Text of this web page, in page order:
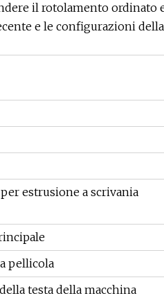
il rotolamento ordinato
e le configurazioni
estrusione a scrivania
pellicola
testa della macchina